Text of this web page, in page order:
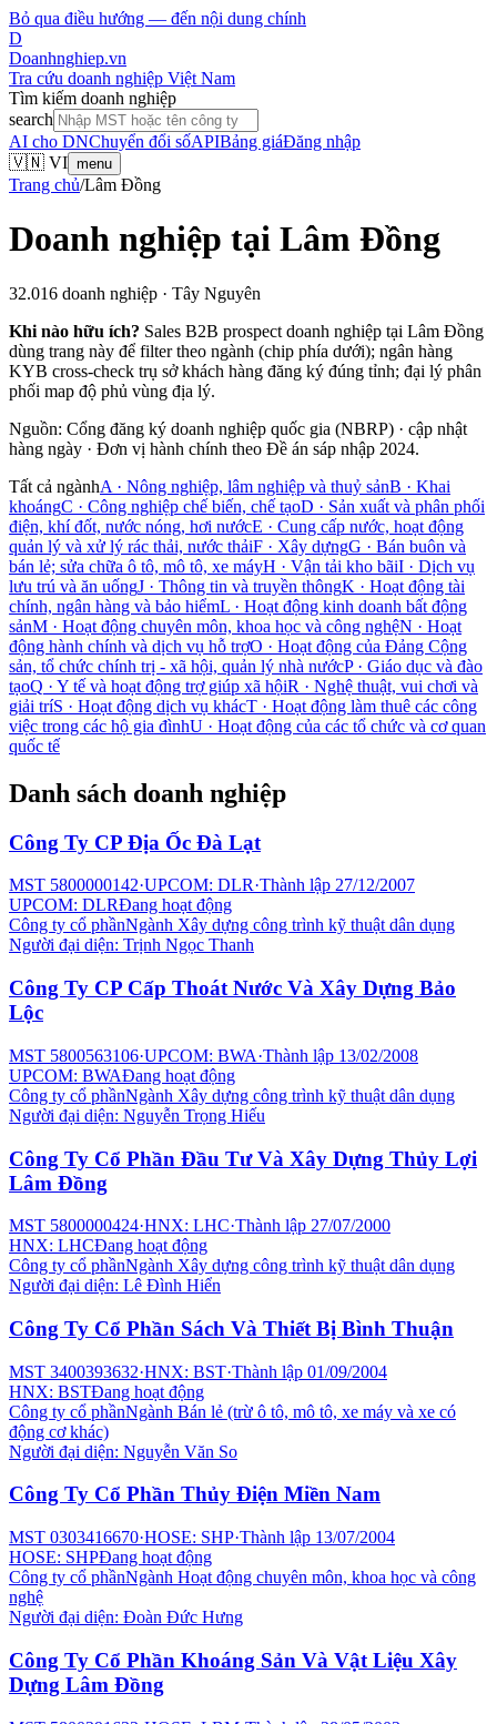
Bỏ qua điều hướng — đến nội dung chính
D
Doanhnghiep.vn
Tra cứu doanh nghiệp Việt Nam
Tìm kiếm doanh nghiệp
search
AI cho DNChuyển đổi sốAPIBảng giáĐăng nhập
🇻🇳 VI menu
Trang chủ/Lâm Đồng
Doanh nghiệp tại Lâm Đồng
32.016 doanh nghiệp · Tây Nguyên
Khi nào hữu ích? Sales B2B prospect doanh nghiệp tại Lâm Đồng
dùng trang này để filter theo ngành (chip phía dưới); ngân hàng
KYB cross-check trụ sở khách hàng đăng ký đúng tỉnh; đại lý phân
phối map độ phủ vùng địa lý.
Nguồn: Cổng đăng ký doanh nghiệp quốc gia (NBRP) · cập nhật
hàng ngày · Đơn vị hành chính theo Đề án sáp nhập 2024.
Tất cả ngànhA · Nông nghiệp, lâm nghiệp và thuỷ sảnB · Khai
khoángC · Công nghiệp chế biến, chế tạoD · Sản xuất và phân phối
điện, khí đốt, nước nóng, hơi nướcE · Cung cấp nước, hoạt động
quản lý và xử lý rác thải, nước thảiF · Xây dựngG · Bán buôn và
bán lẻ; sửa chữa ô tô, mô tô, xe máyH · Vận tải kho bãiI · Dịch vụ
lưu trú và ăn uốngJ · Thông tin và truyền thôngK · Hoạt động tài
chính, ngân hàng và bảo hiểmL · Hoạt động kinh doanh bất động
sảnM · Hoạt động chuyên môn, khoa học và công nghệN · Hoạt
động hành chính và dịch vụ hỗ trợO · Hoạt động của Đảng Cộng
sản, tổ chức chính trị - xã hội, quản lý nhà nướcP· Giáo dục và đào
tạoQ · Y tế và hoạt động trợ giúp xã hộiR · Nghệ thuật, vui chơi và
giải tríS · Hoạt động dịch vụ khácT · Hoạt động làm thuê các công
việc trong các hộ gia đìnhU · Hoạt động của các tổ chức và cơ quan
quốc tế
Danh sách doanh nghiệp
Công Ty CP Địa Ốc Đà Lạt
MST 5800000142·UPCOM: DLR·Thành lập 27/12/2007
UPCOM: DLRĐang hoạt động
Công ty cổ phầnNgành Xây dựng công trình kỹ thuật dân dụng
Người đại diện: Trịnh Ngọc Thanh
Công Ty CP Cấp Thoát Nước Và Xây Dựng Bảo
Lộc
MST 5800563106·UPCOM: BWA·Thành lập 13/02/2008
UPCOM: BWAĐang hoạt động
Công ty cổ phầnNgành Xây dựng công trình kỹ thuật dân dụng
Người đại diện: Nguyễn Trọng Hiếu
Công Ty Cổ Phần Đầu Tư Và Xây Dựng Thủy Lợi
Lâm Đồng
MST 5800000424·HNX: LHC·Thành lập 27/07/2000
HNX: LHCĐang hoạt động
Công ty cổ phầnNgành Xây dựng công trình kỹ thuật dân dụng
Người đại diện: Lê Đình Hiển
Công Ty Cổ Phần Sách Và Thiết Bị Bình Thuận
MST 3400393632·HNX: BST·Thành lập 01/09/2004
HNX: BSTĐang hoạt động
Công ty cổ phầnNgành Bán lẻ (trừ ô tô, mô tô, xe máy và xe có
động cơ khác)
Người đại diện: Nguyễn Văn So
Công Ty Cổ Phần Thủy Điện Miền Nam
MST 0303416670·HOSE: SHP·Thành lập 13/07/2004
HOSE: SHPĐang hoạt động
Công ty cổ phầnNgành Hoạt động chuyên môn, khoa học và công
nghệ
Người đại diện: Đoàn Đức Hưng
Công Ty Cổ Phần Khoáng Sản Và Vật Liệu Xây
Dựng Lâm Đồng